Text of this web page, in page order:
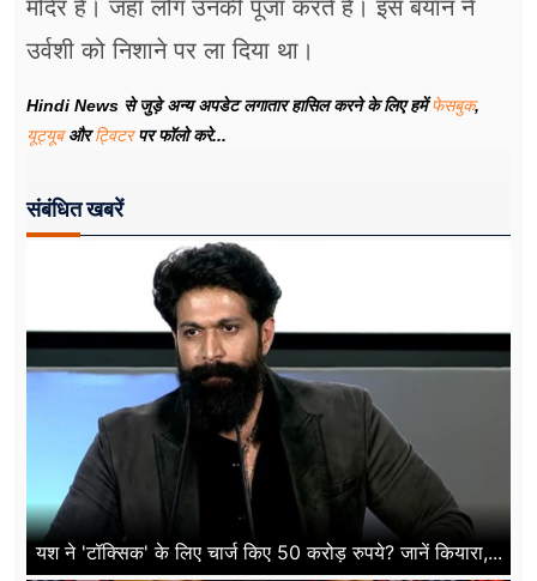
मंदिर है। जहां लोग उनकी पूजा करते हैं। इस बयान ने
उर्वशी को निशाने पर ला दिया था।
Hindi News से जुड़े अन्य अपडेट लगातार हासिल करने के लिए हमेंफेसबुक,
यूट्यूबऔरट्विटरपर फॉलो करे...
संबंधित खबरें
यश ने 'टॉक्सिक' के लिए चार्ज किए 50 करोड़ रुपये? जानें कियारा,...